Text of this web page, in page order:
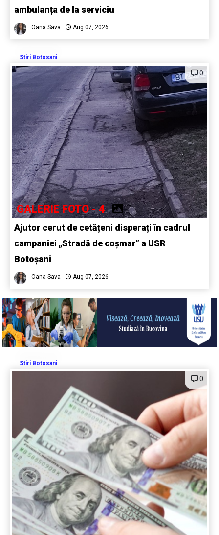
ambulanța de la serviciu
Oana Sava Aug 07, 2026
Stiri Botosani
0
GALERIE FOTO - 4
Ajutor cerut de cetățeni disperați în cadrul
campaniei „Stradă de coșmar” a USR
Botoșani
Oana Sava Aug 07, 2026
Stiri Botosani
0